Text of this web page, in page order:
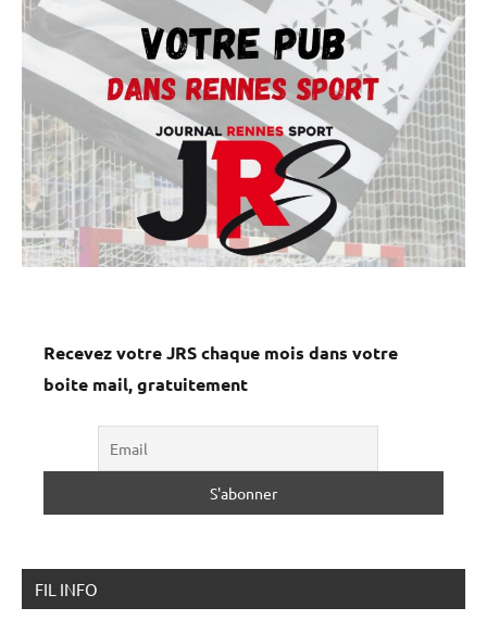
Recevez votre JRS chaque mois dans votre
boite mail, gratuitement
FIL INFO